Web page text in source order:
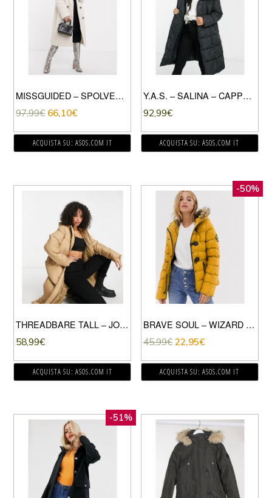
MISSGUIDED – SPOLVERINO DOPPIOPETTO BIANCO
97,99€ 66,10€
ACQUISTA SU: ASOS.COM IT
Y.A.S. – SALINA – CAPPOTTO IMBOTTITO LUNGO NERO CON COLLETTO
92,99€
ACQUISTA SU: ASOS.COM IT
THREADBARE TALL – JODIE – PIUMINO LUNGO-CUOIO
58,99€
ACQUISTA SU: ASOS.COM IT
-50%
BRAVE SOUL – WIZARD – CAPPOTTO IMBOTTITO CON CAPPUCCIO IN ECOPELLICCIA-GIALLO
45,99€ 22,95€
ACQUISTA SU: ASOS.COM IT
-51%